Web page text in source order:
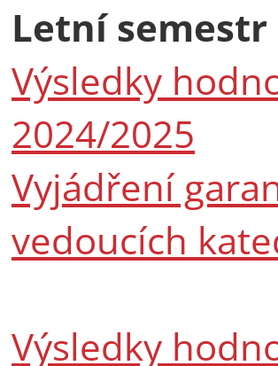
Letní semestr
Výsledky
2024/2025
Vyjádření
vedoucích
Výsledky